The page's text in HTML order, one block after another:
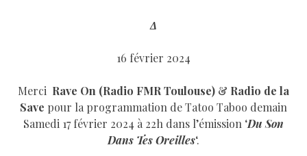
Δ
16 février 2024
Merci Rave On (Radio FMR Toulouse) & Radio de la
Save pour la programmation de Tatoo Taboo demain
Samedi 17 février 2024 à 22h dans l’émission ‘Du Son
Dans Tes Oreilles‘.